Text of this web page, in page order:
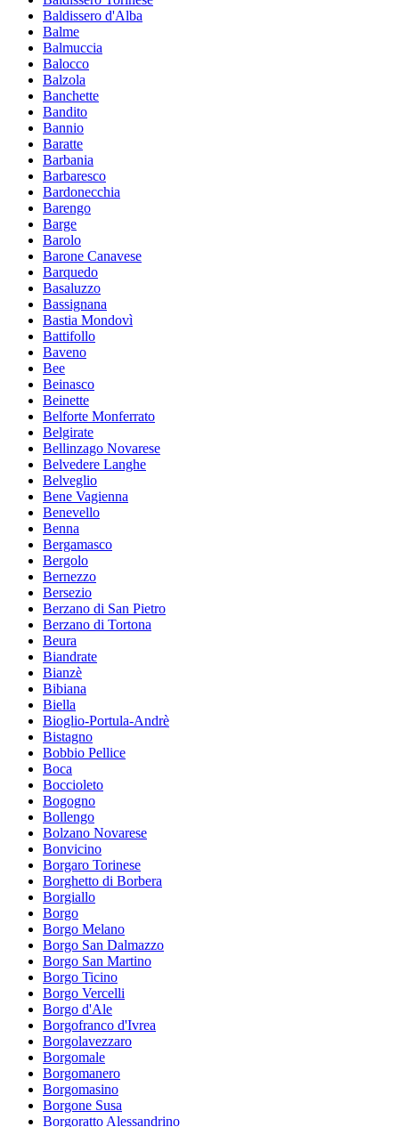
Baldissero d'Alba
Balme
Balmuccia
Balocco
Balzola
Banchette
Bandito
Bannio
Baratte
Barbania
Barbaresco
Bardonecchia
Barengo
Barge
Barolo
Barone Canavese
Barquedo
Basaluzzo
Bassignana
Bastia Mondovì
Battifollo
Baveno
Bee
Beinasco
Beinette
Belforte Monferrato
Belgirate
Bellinzago Novarese
Belvedere Langhe
Belveglio
Bene Vagienna
Benevello
Benna
Bergamasco
Bergolo
Bernezzo
Bersezio
Berzano di San Pietro
Berzano di Tortona
Beura
Biandrate
Bianzè
Bibiana
Biella
Bioglio-Portula-Andrè
Bistagno
Bobbio Pellice
Boca
Boccioleto
Bogogno
Bollengo
Bolzano Novarese
Bonvicino
Borgaro Torinese
Borghetto di Borbera
Borgiallo
Borgo
Borgo Melano
Borgo San Dalmazzo
Borgo San Martino
Borgo Ticino
Borgo Vercelli
Borgo d'Ale
Borgofranco d'Ivrea
Borgolavezzaro
Borgomale
Borgomanero
Borgomasino
Borgone Susa
Borgoratto Alessandrino